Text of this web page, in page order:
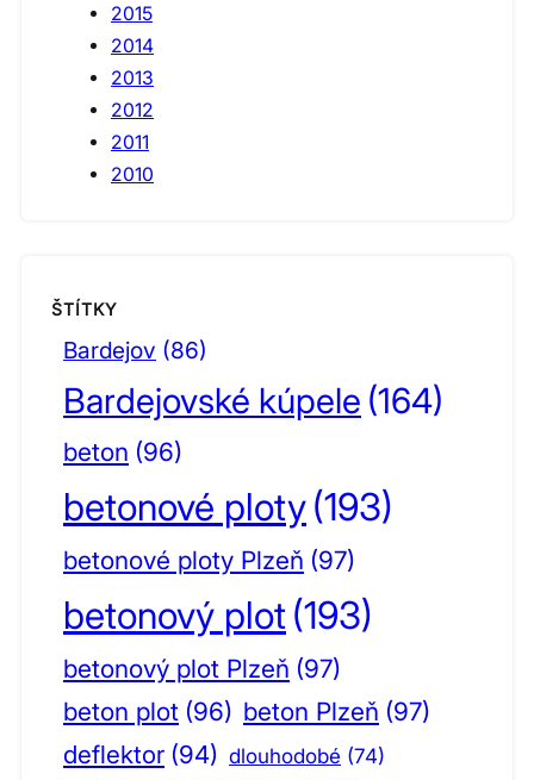
2015
2014
2013
2012
2011
2010
ŠTÍTKY
Bardejov (86)
Bardejovské kúpele (164)
beton (96)
betonové ploty(193)
betonové ploty Plzeň (97)
betonový plot (193)
betonový plot Plzeň (97)
beton plot (96) beton Plzeň (97)
deflektor (94) dlouhodobé (74)